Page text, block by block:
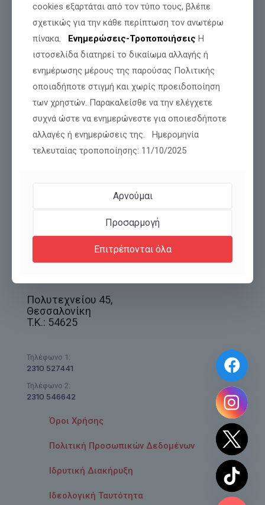
3 ΑΥΓΟΥΣΤΟΥ: Η ΚΥΒΕΡΝΗΣΗ ΠΑΙΖΕΙ ΜΕ ΤΗ
ΣΥΝΟΧΗ ΤΩΝ ΕΝΟΠΛΩΝ ΔΥΝΑΜΕΩΝ;
Πολυτεχνείου 45,
Θεσσαλονίκη
T.K.: 54625
2310 527441
Τηλέφωνο 1:
2310 546642
Τηλέφωνο 2:
Όροι Χρήσης
Πολιτική Προσωπικών Δεδομένων
Ιδρυτική Διακήρυξη
Ιδεολογική Ταυτότητα
cookies εξαρτάται από τον τύπο τους, βλέπε
σχετικώς για την κάθε περίπτωση τον ανωτέρω
πίνακα. Ενημερώσεις-Τροποποιήσεις Η
ιστοσελίδα διατηρεί το δικαίωμα αλλαγής ή
ενημέρωσης μέρους της παρούσας Πολιτικής
οποιαδήποτε στιγμή και χωρίς προειδοποίηση
των χρηστών. Παρακαλείσθε να την ελέγχετε
συχνά ώστε να ενημερώνεστε για οποιεσδήποτε
αλλαγές ή ενημερώσεις της. Ημερομηνία
τελευταίας τροποποίησης: 11/10/2025
Αρνούμαι
Προσαρμογή
Επιτρέπονται όλα